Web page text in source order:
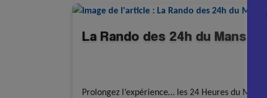
La Rando des 24h du Mans
Prolongez l’expérience… les 24 Heures du Mans